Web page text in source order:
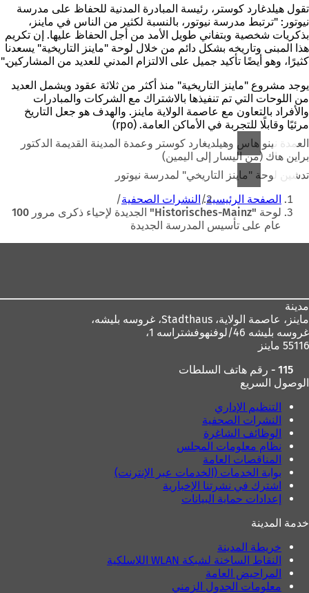
تقول هيلدغارد كوستر، رئيسة المبادرة المدنية للحفاظ على مدرسة
نيوتور: "ترتبط مدرسة نيوتور، بالنسبة لكثير من الناس في ماينز،
بذكريات شخصية وبتفاني طويل الأمد من أجل الحفاظ عليها. إن تكريم
هذا المبنى وتاريخه بشكل دائم من خلال لوحة "ماينز التاريخية" يسعدنا
كثيرًا، وهو أيضًا تأكيد جميل على الالتزام المدني للعديد من المشاركين."
يوجد مشروع "ماينز التاريخية" منذ أكثر من ثلاثة عقود ويشمل العديد
من اللوحات التي تم تنفيذها بالاشتراك مع الشركات والمبادرات
والأفراد بالتعاون مع عاصمة الولاية ماينز. والهدف هو جعل التاريخ
مرئيًا وقابلًا للتجربة في الأماكن العامة. (rpo)
العمدة نينو هاس وهيلديغارد كوستر وعمدة المدينة القديمة الدكتور
براين هاك (من اليسار إلى اليمين)
تدشين لوحة "ماينز التاريخي" لمدرسة نيوتور
أنت
هنا
الصفحة الرئيسية
النشرات الصحفية
لوحة "Historisches-Mainz" الجديدة لإحياء ذكرى مرور 100
عام على تأسيس المدرسة الجديدة
مدينة
ماينز، عاصمة الولاية،
غروسه بليشه 46/لوفنهوفشتراسه 1،
55116 ماينز
115 - رقم هاتف السلطات
الوصول السريع
التنظيم الإداري
النشرات الصحفية
الوظائف الشاغرة
نظام معلومات المجلس
المناقصات العامة
بوابة الخدمات (الخدمات عبر الإنترنت)
اشترك في نشرتنا الإخبارية
إعدادات حماية البيانات
خدمة المدينة
خريطة المدينة
النقاط الساخنة لشبكة WLAN اللاسلكية
المراحيض العامة
معلومات الجدول الزمني